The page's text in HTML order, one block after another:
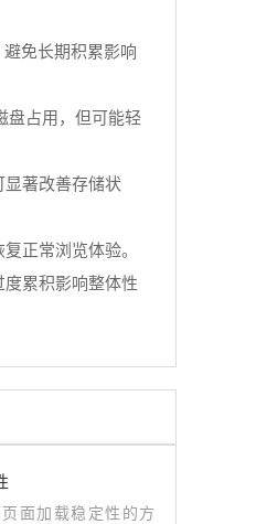
免长期积累影响
盘占用，但可能轻
显著改善存储状
正常浏览体验。
累积影响整体性
面加载稳定性的方